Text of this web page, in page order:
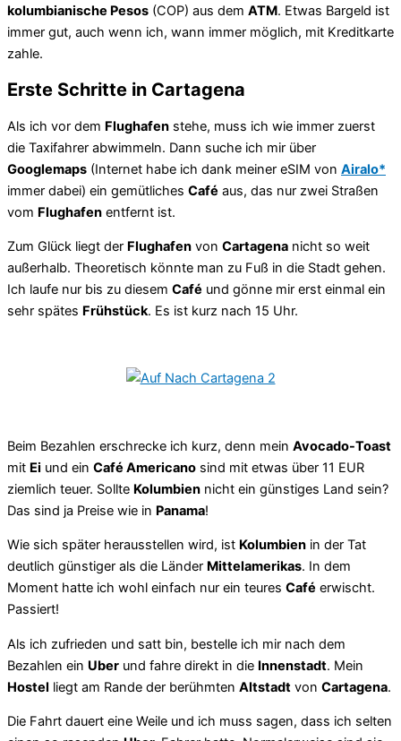
kolumbianische Pesos (COP) aus dem ATM. Etwas Bargeld ist
immer gut, auch wenn ich, wann immer möglich, mit Kreditkarte
zahle.
Erste Schritte in Cartagena
Als ich vor dem Flughafen stehe, muss ich wie immer zuerst
die Taxifahrer abwimmeln. Dann suche ich mir über
Googlemaps (Internet habe ich dank meiner eSIM von Airalo*
immer dabei) ein gemütliches Café aus, das nur zwei Straßen
vom Flughafen entfernt ist.
Zum Glück liegt der Flughafen von Cartagena nicht so weit
außerhalb. Theoretisch könnte man zu Fuß in die Stadt gehen.
Ich laufe nur bis zu diesem Café und gönne mir erst einmal ein
sehr spätes Frühstück. Es ist kurz nach 15 Uhr.
Beim Bezahlen erschrecke ich kurz, denn mein Avocado-Toast
mit Ei und ein Café Americano sind mit etwas über 11 EUR
ziemlich teuer. Sollte Kolumbien nicht ein günstiges Land sein?
Das sind ja Preise wie in Panama!
Wie sich später herausstellen wird, ist Kolumbien in der Tat
deutlich günstiger als die Länder Mittelamerikas. In dem
Moment hatte ich wohl einfach nur ein teures Café erwischt.
Passiert!
Als ich zufrieden und satt bin, bestelle ich mir nach dem
Bezahlen ein Uber und fahre direkt in die Innenstadt. Mein
Hostel liegt am Rande der berühmten Altstadt von Cartagena.
Die Fahrt dauert eine Weile und ich muss sagen, dass ich selten